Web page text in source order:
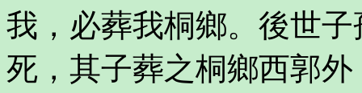
我，必葬我桐鄉。後世
死，其子葬之桐鄉西郭